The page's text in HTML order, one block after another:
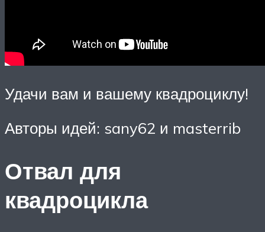
Удачи вам и вашему квадроциклу!
Авторы идей: sany62 и masterrib
Отвал для
квадроцикла